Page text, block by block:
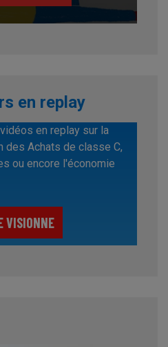
en replay
en replay sur la
des Achats de classe C,
ou encore l'économie